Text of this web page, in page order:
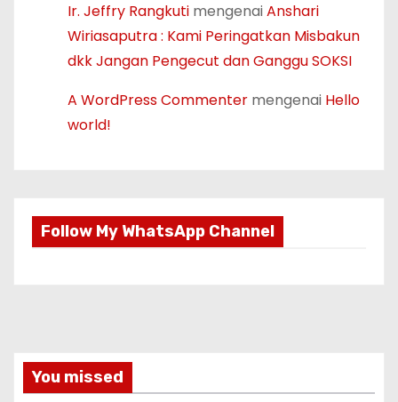
Ir. Jeffry Rangkuti mengenaiAnshari
Wiriasaputra : Kami Peringatkan Misbakun
dkk Jangan Pengecut dan Ganggu SOKSI
A WordPress Commenter mengenai Hello
world!
Follow My WhatsApp Channel
You missed